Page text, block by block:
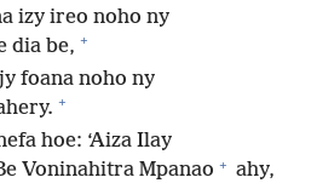
izy ireo noho ny
dia be, +
foana noho ny
+
hoe: ‘Aiza Ilay
Voninahitra Mpanao + ahy,